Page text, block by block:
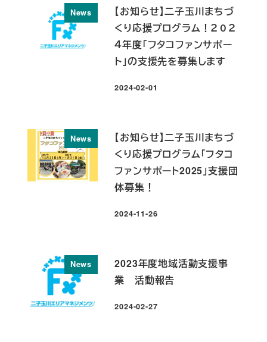
News
【お知らせ】二子玉川まちづ
くり応援プログラム！２０２
４年度「フタコファンサポー
ト」の支援先を募集します
投稿日
2024-02-01
News
【お知らせ】二子玉川まちづ
くり応援プログラム「フタコ
ファンサポート2025」支援団
体募集！
投稿日
2024-11-26
News
2023年度地域活動支援事
業 活動報告
投稿日
2024-02-27